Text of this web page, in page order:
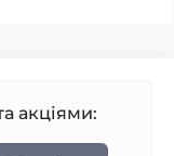
акціями: